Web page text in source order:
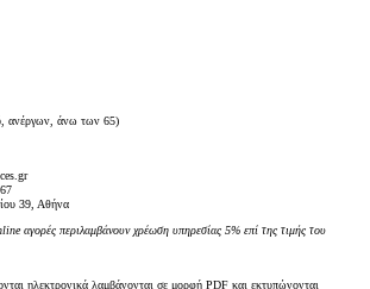
ανέργων, άνω των 65)
39, Αθήνα
αγορές περιλαμβάνουν χρέωση υπηρεσίας 5% επί της τιμής του
ηλεκτρονικά λαμβάνονται σε μορφή PDF και εκτυπώνονται